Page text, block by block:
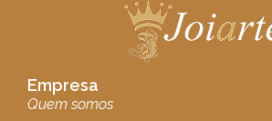
Empresa
Quem somos